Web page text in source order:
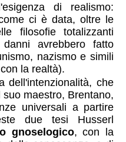
di realismo:
ci è data, oltre le
filosofie totalizzanti
avrebbero fatto
nazismo e simili
la realtà).
dell'intenzionalità, che
maestro, Brentano,
universali a partire
due tesi Husserl
gnoselogico, con la